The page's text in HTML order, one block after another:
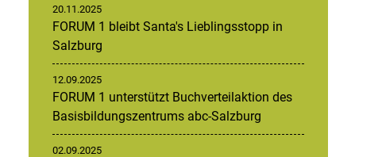
20.11.2025
FORUM 1 bleibt Santa's Lieblingsstopp in
Salzburg
12.09.2025
FORUM 1 unterstützt Buchverteilaktion des
Basisbildungszentrums abc-Salzburg
02.09.2025